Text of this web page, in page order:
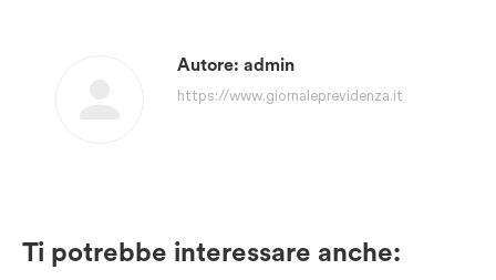
Autore: admin
https://www.giornaleprevidenza.it
Ti potrebbe interessare anche: